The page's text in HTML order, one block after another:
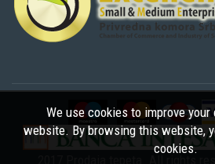
We use cookies to improve your
website. By browsing this website,
cookies.